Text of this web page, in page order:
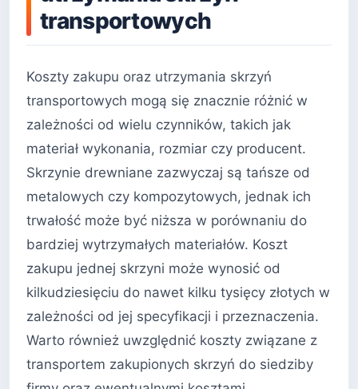
transportowych
Koszty zakupu oraz utrzymania skrzyń
transportowych mogą się znacznie różnić w
zależności od wielu czynników, takich jak
materiał wykonania, rozmiar czy producent.
Skrzynie drewniane zazwyczaj są tańsze od
metalowych czy kompozytowych, jednak ich
trwałość może być niższa w porównaniu do
bardziej wytrzymałych materiałów. Koszt
zakupu jednej skrzyni może wynosić od
kilkudziesięciu do nawet kilku tysięcy złotych w
zależności od jej specyfikacji i przeznaczenia.
Warto również uwzględnić koszty związane z
transportem zakupionych skrzyń do siedziby